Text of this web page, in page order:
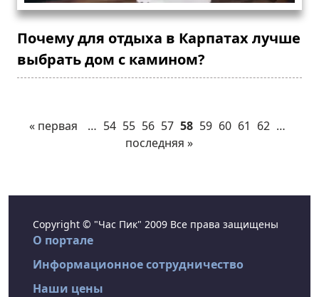
Почему для отдыха в Карпатах лучше
выбрать дом с камином?
« первая … 54 55 56 57 58 59 60 61 62 …
последняя »
Copyright © "Час Пик" 2009 Все права защищены
О портале
Информационное сотрудничество
Наши цены